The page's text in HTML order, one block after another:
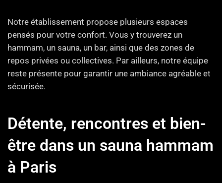
Notre établissement propose plusieurs espaces
pensés pour votre confort. Vous y trouverez un
hammam, un sauna, un bar, ainsi que des zones de
repos privées ou collectives. Par ailleurs, notre équipe
reste présente pour garantir une ambiance agréable et
sécurisée.
Détente, rencontres et bien-
être dans un sauna hammam
à Paris